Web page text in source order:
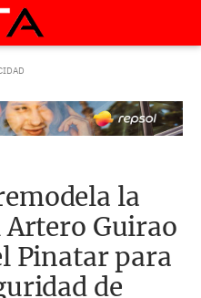
la
Artero Guirao
Pinatar para
de